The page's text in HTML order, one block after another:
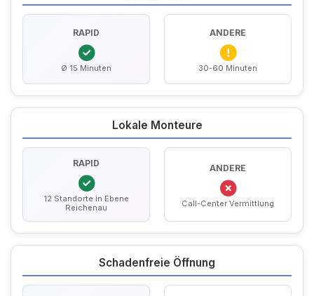
RAPID
Ø 15 Minuten
ANDERE
30-60 Minuten
Lokale Monteure
RAPID
12 Standorte in Ebene
Reichenau
ANDERE
Call-Center Vermittlung
Schadenfreie Öffnung